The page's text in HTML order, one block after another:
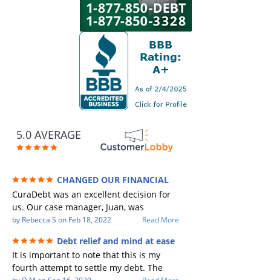
5.0 AVERAGE
CHANGED OUR FINANCIAL
FUTURE (credit 200 Points / 90 K in debt
GONE)
CuraDebt was an excellent decision for
us. Our case manager, Juan, was
incredible to work with. He and Julio
Every communication was quickly
responded to and all of our questions
were answered. We were able to clear
by Rebecca S on Feb 18, 2022 Read More
Debt relief and mind at ease
It is important to note that this is my
fourth attempt to settle my debt. The